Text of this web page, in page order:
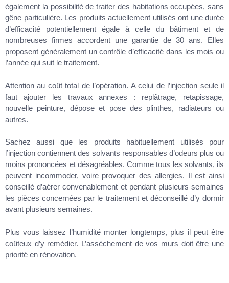
également la possibilité de traiter des habitations occupées, sans
gêne particulière. Les produits actuellement utilisés ont une durée
d’efficacité potentiellement égale à celle du bâtiment et de
nombreuses firmes accordent une garantie de 30 ans. Elles
proposent généralement un contrôle d’efficacité dans les mois ou
l’année qui suit le traitement.
Attention au coût total de l’opération. A celui de l’injection seule il
faut ajouter les travaux annexes : replâtrage, retapissage,
nouvelle peinture, dépose et pose des plinthes, radiateurs ou
autres.
Sachez aussi que les produits habituellement utilisés pour
l’injection contiennent des solvants responsables d’odeurs plus ou
moins prononcées et désagréables. Comme tous les solvants, ils
peuvent incommoder, voire provoquer des allergies. Il est ainsi
conseillé d’aérer convenablement et pendant plusieurs semaines
les pièces concernées par le traitement et déconseillé d’y dormir
avant plusieurs semaines.
Plus vous laissez l’humidité monter longtemps, plus il peut être
coûteux d’y remédier. L’assèchement de vos murs doit être une
priorité en rénovation.